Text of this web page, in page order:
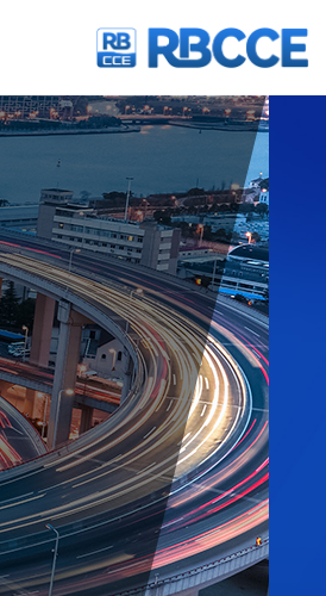
深挖个性化
多方案、跨专业的
更多>>